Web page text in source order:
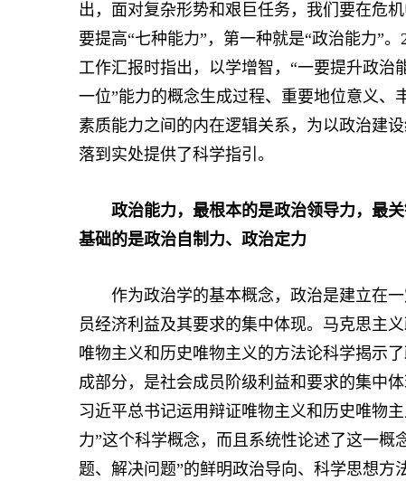
出，面对复杂形势和艰巨任务，我们要在危
要提高“七种能力”，第一种就是“政治能力”
工作汇报时指出，以学增智，“一要提升政治
一位”能力的概念生成过程、重要地位意义、
素质能力之间的内在逻辑关系，为以政治建
落到实处提供了科学指引。
政治能力，最根本的是政治领导力，最
基础的是政治自制力、政治定力
作为政治学的基本概念，政治是建立在一
员经济利益及其要求的集中体现。马克思主
唯物主义和历史唯物主义的方法论科学揭示
成部分，是社会成员阶级利益和要求的集中
习近平总书记运用辩证唯物主义和历史唯物
力”这个科学概念，而且系统性论述了这一概
题、解决问题”的鲜明政治导向、科学思想